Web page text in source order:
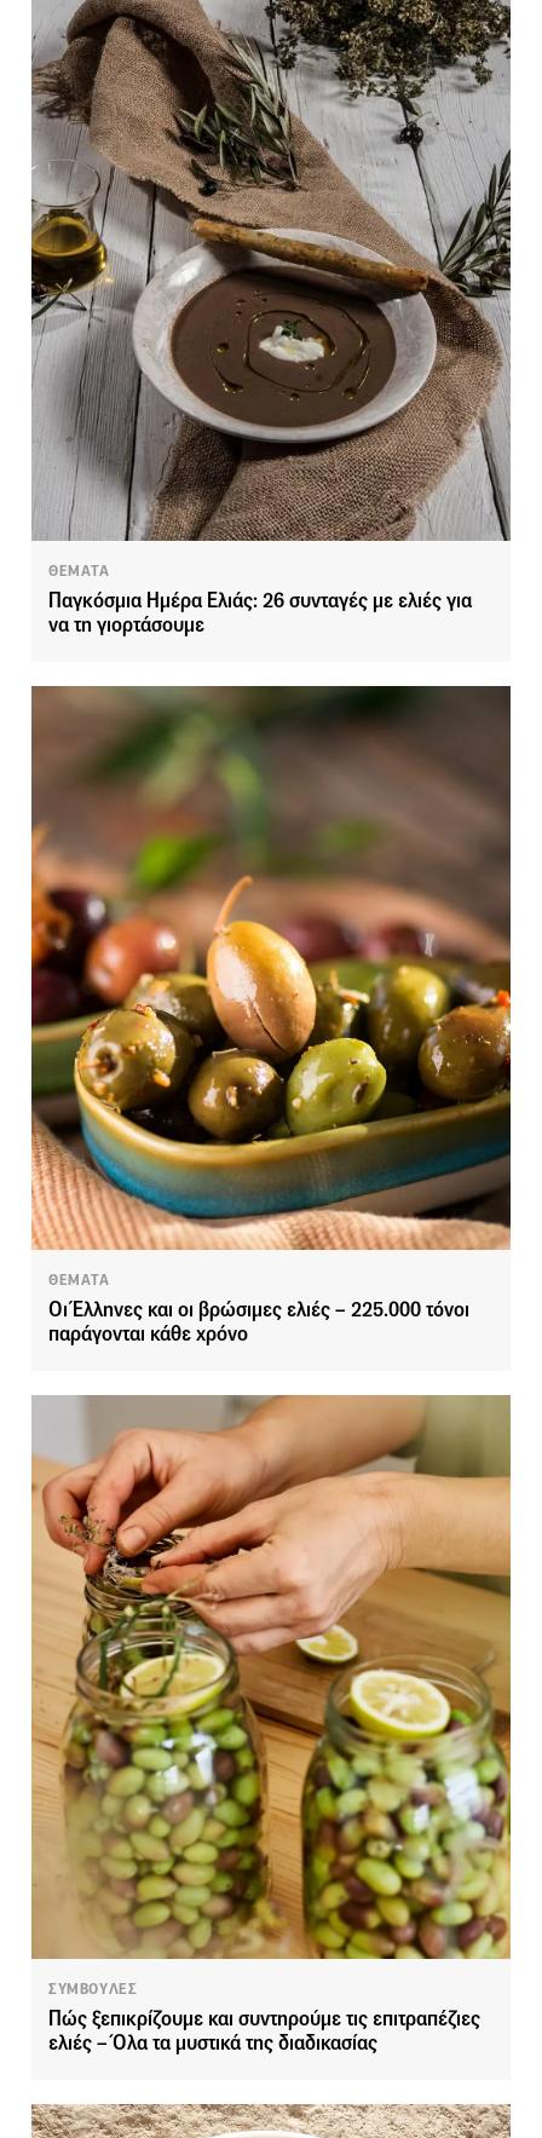
ΘΕΜΑΤΑ
Παγκόσμια Ημέρα Ελιάς: 26 συνταγές με ελιές για
να τη γιορτάσουμε
ΘΕΜΑΤΑ
Οι Έλληνες και οι βρώσιμες ελιές – 225.000 τόνοι
παράγονται κάθε χρόνο
ΣΥΜΒΟΥΛΕΣ
Πώς ξεπικρίζουμε και συντηρούμε τις επιτραπέζιες
ελιές – Όλα τα μυστικά της διαδικασίας